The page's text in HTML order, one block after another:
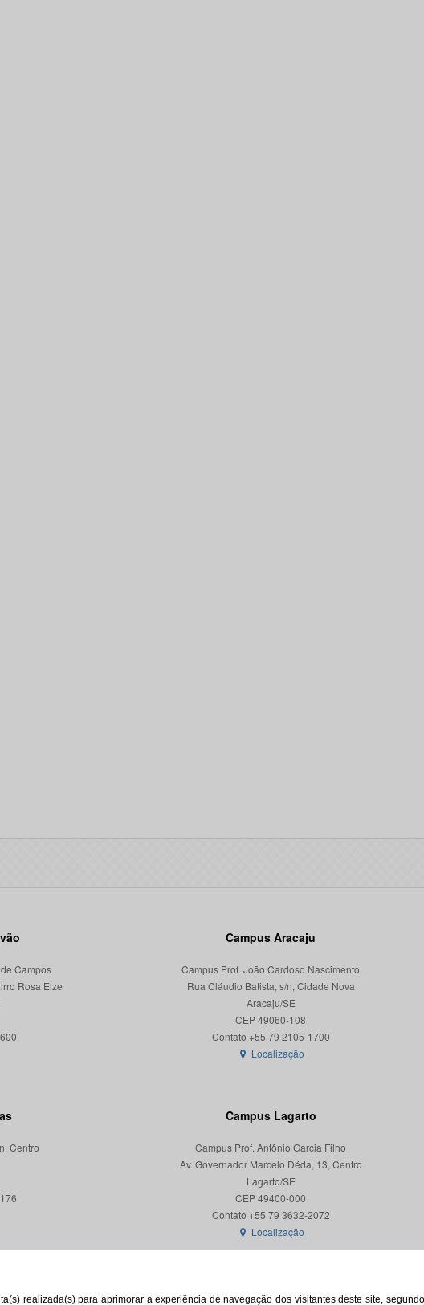
realizada(s) para aprimorar a experiência de navegação dos visitantes deste site,
Campos
Rosa Elze
Campus Aracaju
Campus Prof. João Cardoso Nascimento
Rua Cláudio Batista, s/n, Cidade Nova
Aracaju/SE
CEP 49060-108
Localização
Centro
Campus Lagarto
Campus Prof. Antônio Garcia Filho
Av. Governador Marcelo Déda, 13, Centro
Lagarto/SE
CEP 49400-000
Localização